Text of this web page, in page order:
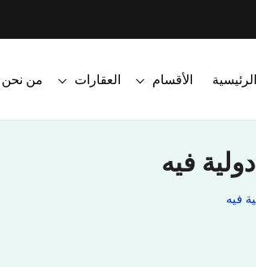
الرئيسية الأقسام العقارات من نحن
فيه
فيه